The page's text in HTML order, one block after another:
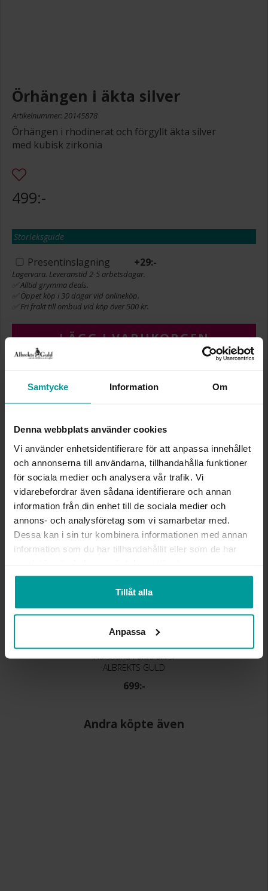
Samtycke Information Om
Denna webbplats använder cookies
Vi använder enhetsidentifierare för att anpassa innehållet
och annonserna till användarna, tillhandahålla funktioner
för sociala medier och analysera vår trafik. Vi
vidarebefordrar även sådana identifierare och annan
information från din enhet till de sociala medier och
annons- och analysföretag som vi samarbetar med.
Dessa kan i sin tur kombinera informationen med annan
information som du har tillhandahållit eller som de har
Tillåt alla
Anpassa
Örhängen i äkta silver
Artikelnummer: 20145878
Örhängen i rhodinerat och förgyllt äkta silver
med kubisk zirkonia
499:-
Storleksguide
Presentinslagning +29:-
Lagervara. Leveranstid 2-5 arbetsdagar.
✅ Alltid grymma deals.
✅ Öppet köp i 30 dagar vid onlineköp.
✅ Fri frakt till ombud vid köp över 500 kr.
LÄGG I VARUKORGEN
INFO
MATERIAL
Silver,Guldpläterat,Rhodinerat
STEN/PÄRLA
Kubisk zirkonia
Liknande produkter
Halsband i äkta silver
ALBREKTS GULD
699:-
Andra köpte även